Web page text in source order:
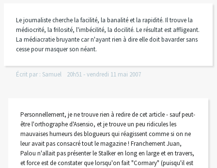
Le journaliste cherche la facilité, la banalité et la rapidité. Il trouve la
médiocrité, la frilosité, l'imbécilité, la docilité. Le résultat est affligeant.
La médiacratie bruyante car n'ayant rien à dire elle doit bavarder sans
cesse pour masquer son néant.
Écrit par : Samuel 20h51-vendredi 11 mai 2007
Personnellement, je ne trouve rien à redire de cet article - sauf peut-
être l'orthographe d'Asensio, et je trouve un peu ridicules les
mauvaises humeurs des blogueurs qui réagissent comme si on ne
leur avait pas consacré tout le magazine ! Franchement Juan,
Palou n'allait pas présenter le Stalker en long en large et en travers,
et force est de constater que lorsqu'on fait "Cormary" (puisqu'il est